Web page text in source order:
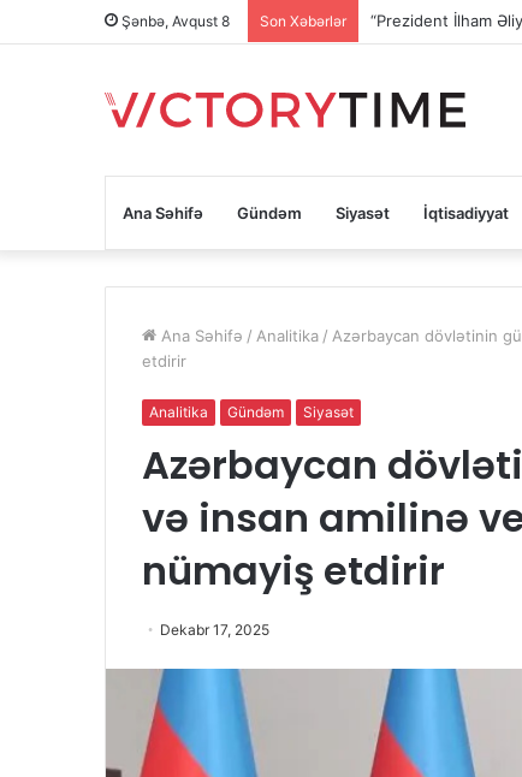
Şənbə, Avqust 8 Son Xəbərlər “Prezident İlham
Ana Səhifə Gündəm Siyasət İqtisadiyyat
Ana Səhifə / Analitika / Azərbaycan dövlətinin
etdirir
Analitika Gündəm Siyasət
Azərbaycan
və insan amilinə
nümayiş etdirir
Dekabr 17, 2025